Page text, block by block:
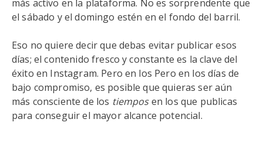
más activo en la plataforma. No es sorprendente que
el sábado y el domingo estén en el fondo del barril.
Eso no quiere decir que debas evitar publicar esos
días; el contenido fresco y constante es la clave del
éxito en Instagram. Pero en los Pero en los días de
bajo compromiso, es posible que quieras ser aún
más consciente de los tiemposen los que publicas
para conseguir el mayor alcance potencial.